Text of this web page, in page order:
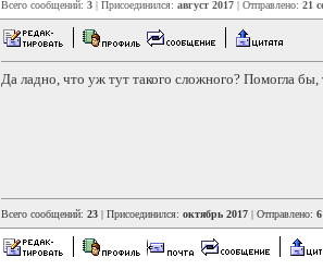
Всего сообщений: 3 | Присоединился: август 2017 | Отправлено: 21
Да ладно, что уж тут такого сложного? Помогла бы,
Всего сообщений: 23 | Присоединился: октябрь 2017 | Отправлено: